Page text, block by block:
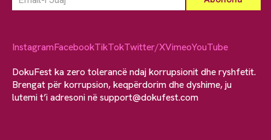
InstagramFacebookTikTokTwitter/XVimeoYouTube
DokuFest ka zero tolerancë ndaj korrupsionit dhe ryshfetit.
Brengat për korrupsion, keqpërdorim dhe dyshime, ju
lutemi t’i adresoni nësupport@dokufest.com